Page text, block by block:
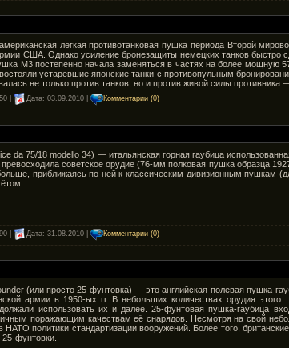
лёгкая противотанковая пушка периода Второй
США. Однако усиление бронезащиты немецких танков быстро
M3 постепенно начала заменяться в частях на более мощную
устаревшие японские танки с противопульным
не только против танков, но и против живой силы
| Дата: 03.09.2010 Комментарии (0)
da 75/18 modello 34) — итальянская горная гаубица
превосходила советское орудие (76-мм полковая пушка образца
приближаясь по ней к классическим дивизионным пушкам
| Дата: 31.08.2010 Комментарии (0)
(или просто 25-фунтовка) — это английская полевая пушка-
армии в 1950-ых гг. В небольших количествах орудия
использовать их и далее. 25-фунтовая пушка-гаубица
поражающим качествам её снарядов. Несмотря на свой
НАТО политики стандартизации вооружений. Более того,
фунтовки.